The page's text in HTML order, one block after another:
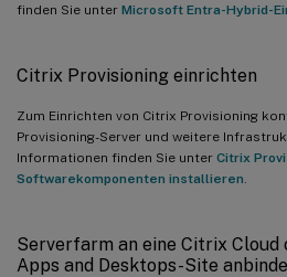
finden Sie unter Microsoft Entra-Hybrid-
Citrix Provisioning einrichten
Zum Einrichten von Citrix Provisioning
Provisioning-Server und weitere
Informationen finden Sie unter Citrix
Softwarekomponenten installieren
Serverfarm an eine Citrix
Apps and Desktops-Site